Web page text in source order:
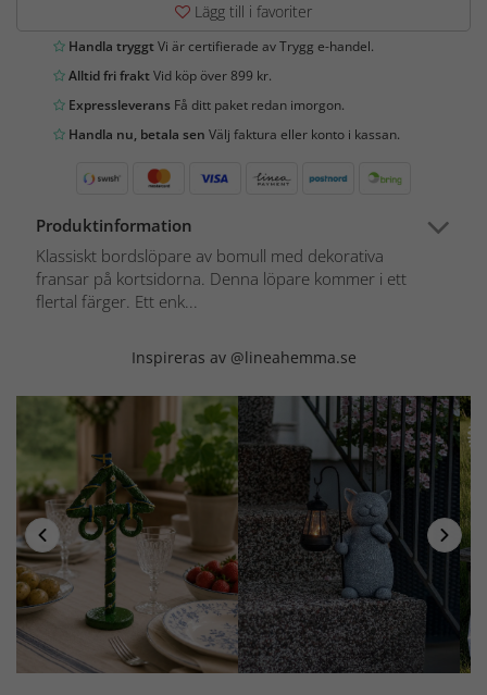
Lägg till i favoriter
Handla tryggtVi är certifierade av Trygg e-handel.
Alltid fri fraktVid köp över 899 kr.
Expressleverans Få ditt paket redan imorgon.
Handla nu, betala sen Välj faktura eller konto i kassan.
Produktinformation
Klassiskt bordslöpare av bomull med dekorativa
fransar på kortsidorna. Denna löpare kommer i ett
flertal färger. Ett enk...
Inspireras av @lineahemma.se